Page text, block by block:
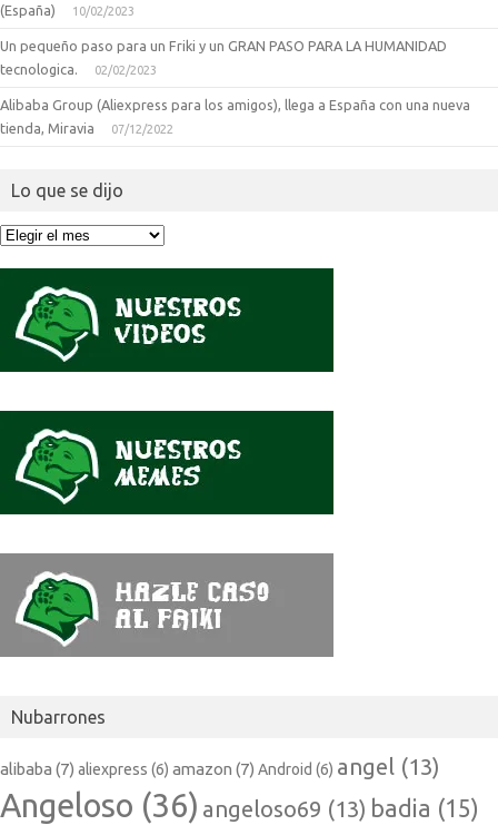
(España)
10/02/2023
Un pequeño paso para un Friki y un GRAN PASO PARA LA HUMANIDAD
tecnologica.
02/02/2023
Alibaba Group (Aliexpress para los amigos), llega a España con una nueva
tienda, Miravia
07/12/2022
Lo que se dijo
Lo
Nubarrones
alibaba (7) aliexpress (6) amazon (7) Android (6) angel (13)
Angeloso (36) angeloso69 (13) badia (15)